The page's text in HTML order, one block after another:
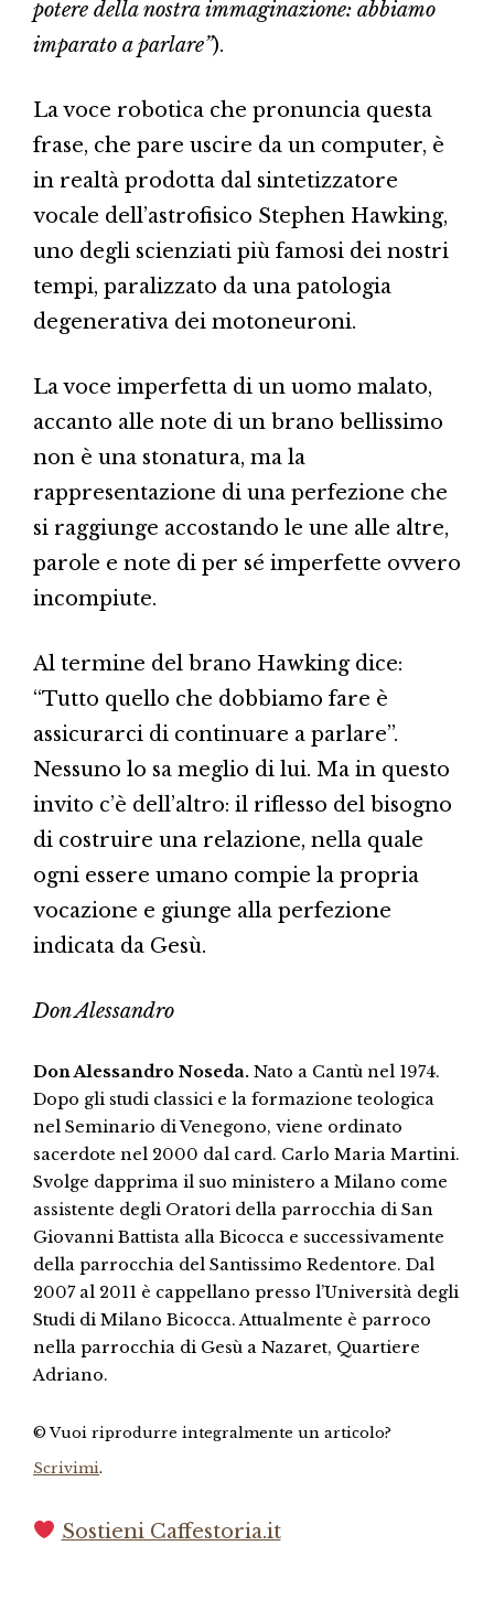
potere della nostra immaginazione: abbiamo
imparato a parlare”).
La voce robotica che pronuncia questa
frase, che pare uscire da un computer, è
in realtà prodotta dal sintetizzatore
vocale dell’astrofisico Stephen Hawking,
uno degli scienziati più famosi dei nostri
tempi, paralizzato da una patologia
degenerativa dei motoneuroni.
La voce imperfetta di un uomo malato,
accanto alle note di un brano bellissimo
non è una stonatura, ma la
rappresentazione di una perfezione che
si raggiunge accostando le une alle altre,
parole e note di per sé imperfette ovvero
incompiute.
Al termine del brano Hawking dice:
“Tutto quello che dobbiamo fare è
assicurarci di continuare a parlare”.
Nessuno lo sa meglio di lui. Ma in questo
invito c’è dell’altro: il riflesso del bisogno
di costruire una relazione, nella quale
ogni essere umano compie la propria
vocazione e giunge alla perfezione
indicata da Gesù.
Don Alessandro
Don Alessandro Noseda. Nato a Cantù nel 1974.
Dopo gli studi classici e la formazione teologica
nel Seminario di Venegono, viene ordinato
sacerdote nel 2000 dal card. Carlo Maria Martini.
Svolge dapprima il suo ministero a Milano come
assistente degli Oratori della parrocchia di San
Giovanni Battista alla Bicocca e successivamente
della parrocchia del Santissimo Redentore. Dal
2007 al 2011 è cappellano presso l’Università degli
Studi di Milano Bicocca. Attualmente è parroco
nella parrocchia di Gesù a Nazaret, Quartiere
Adriano.
© Vuoi riprodurre integralmente un articolo?
Scrivimi.
Sostieni Caffestoria.it